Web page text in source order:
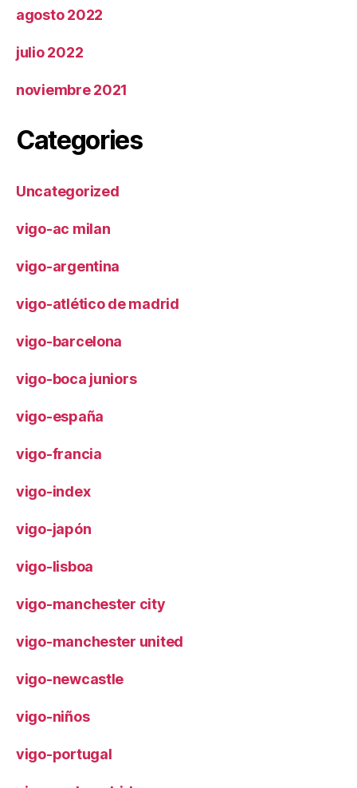
agosto 2022
julio 2022
noviembre 2021
Categories
Uncategorized
vigo-ac milan
vigo-argentina
vigo-atlético de madrid
vigo-barcelona
vigo-boca juniors
vigo-españa
vigo-francia
vigo-index
vigo-japón
vigo-lisboa
vigo-manchester city
vigo-manchester united
vigo-newcastle
vigo-niños
vigo-portugal